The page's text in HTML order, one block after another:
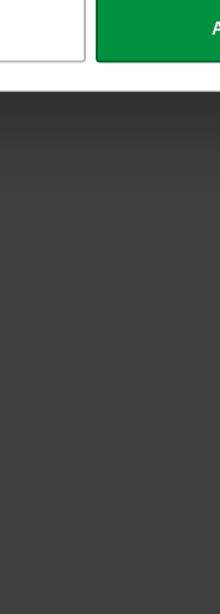
di caratteristiche
con altre